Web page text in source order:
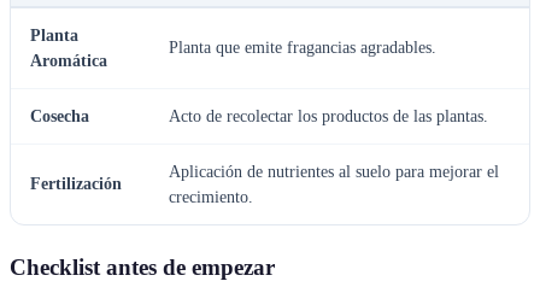
Planta
Aromática
Planta que emite fragancias agradables.
Cosecha Acto de recolectar los productos de las plantas.
Fertilización
Aplicación de nutrientes al suelo para mejorar el
crecimiento.
Checklist antes de empezar